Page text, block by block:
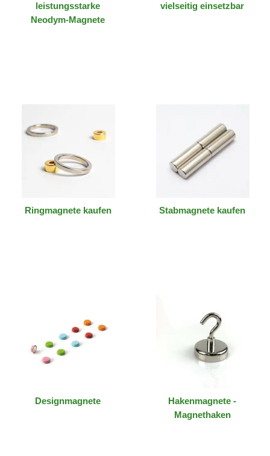
leistungsstarke
Neodym-Magnete
vielseitig einsetzbar
Ringmagnete kaufen Stabmagnete kaufen
Designmagnete
Hakenmagnete -
Magnethaken